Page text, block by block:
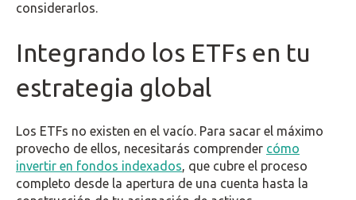
considerarlos.
Integrando los ETFs en tu
estrategia global
Los ETFs no existen en el vacío. Para sacar el máximo
provecho de ellos, necesitarás comprender cómo
invertir en fondos indexados, que cubre el proceso
completo desde la apertura de una cuenta hasta la